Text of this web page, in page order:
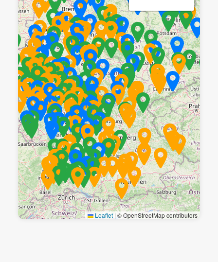
Leaflet | © OpenStreetMap contributors